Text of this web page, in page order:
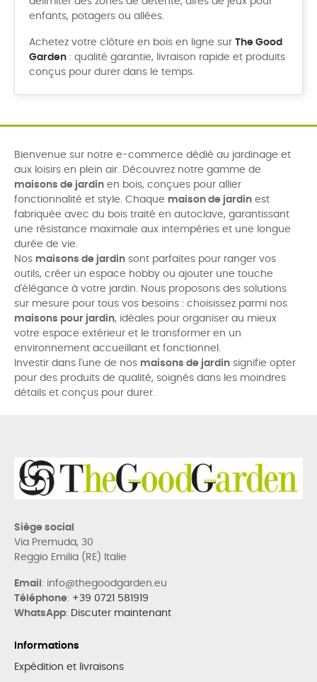
enfants, potagers ou allées.
Achetez votre clôture en bois en ligne sur The Good
Garden : qualité garantie, livraison rapide et produits
conçus pour durer dans le temps.
Bienvenue sur notre e-commerce dédié au jardinage et
aux loisirs en plein air. Découvrez notre gamme de
maisons de jardin en bois, conçues pour allier
fonctionnalité et style. Chaque maison de jardin est
fabriquée avec du bois traité en autoclave, garantissant
une résistance maximale aux intempéries et une longue
durée de vie.
Nos maisons de jardin sont parfaites pour ranger vos
outils, créer un espace hobby ou ajouter une touche
d'élégance à votre jardin. Nous proposons des solutions
sur mesure pour tous vos besoins : choisissez parmi nos
maisons pour jardin, idéales pour organiser au mieux
votre espace extérieur et le transformer en un
environnement accueillant et fonctionnel.
Investir dans l'une de nos maisons de jardin signifie opter
pour des produits de qualité, soignés dans les moindres
détails et conçus pour durer.
Siège social
Via Premuda, 30
Reggio Emilia (RE) Italie
Email : info@thegoodgarden.eu
Téléphone: +39 0721 581919
WhatsApp: Discuter maintenant
Informations
Expédition et livraisons